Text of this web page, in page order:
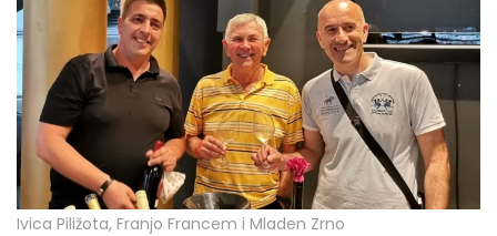
Ivica Piližota, Franjo Francem i Mladen Zrno